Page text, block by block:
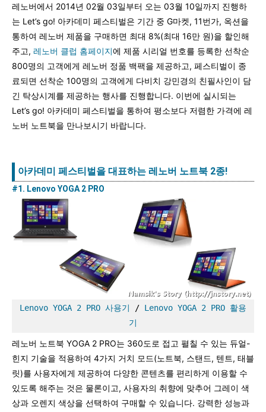
레노버에서 2014년 02월 03일부터 오는 03월 10일까지 진행하
는 Let’s go! 아카데미 페스티벌은 기간 중 G마켓, 11번가, 옥션을
통하여 레노버 제품을 구매하면 최대 8%(최대 16만 원)을 할인해
주고, 레노버 클럽 홈페이지에 제품 시리얼 번호를 등록한 선착순
800명의 고객에게 레노버 정품 백팩을 제공하고, 페스티벌이 종
료되면 선착순 100명의 고객에게 다비치 강민경의 친필사인이 담
긴 탁상시계를 제공하는 행사를 진행합니다. 이번에 실시되는
Let’s go! 아카데미 페스티벌을 통하여 평소보다 저렴한 가격에 레
노버 노트북을 만나보시기 바랍니다.
아카데미 페스티벌을 대표하는 레노버 노트북 2종!
#1. Lenovo YOGA 2 PRO
Lenovo YOGA 2 PRO 사용기 / Lenovo YOGA 2 PRO 활용
기
레노버 노트북 YOGA 2 PRO는 360도로 접고 펼칠 수 있는 듀얼-
힌지 기술을 적용하여 4가지 거치 모드(노트북, 스탠드, 텐트, 태블
릿)를 사용자에게 제공하여 다양한 콘텐츠를 편리하게 이용할 수
있도록 해주는 것은 물론이고, 사용자의 취향에 맞추어 그레이 색
상과 오렌지 색상을 선택하여 구매할 수 있습니다. 강력한 성능과